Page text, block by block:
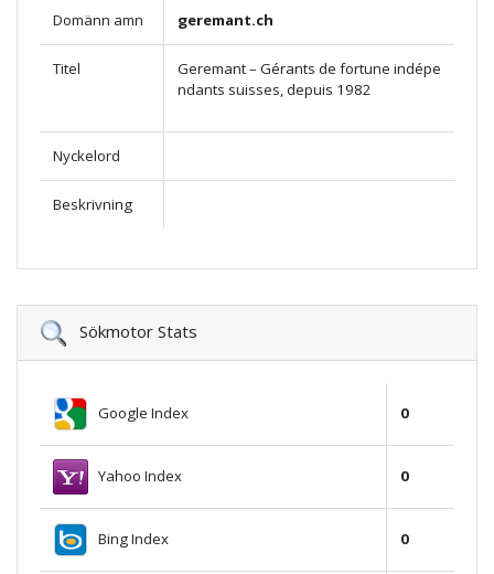
Domänn amn geremant.ch
Titel
Geremant – Gérants de fortune indépe
ndants suisses, depuis 1982
Nyckelord
Beskrivning
Sökmotor Stats
Google Index 0
Yahoo Index 0
Bing Index 0